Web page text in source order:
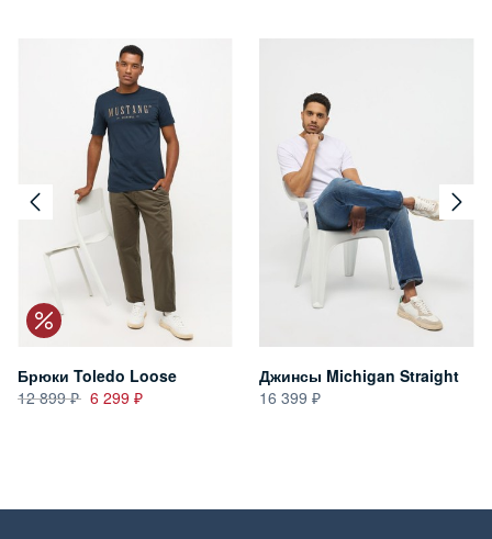
Брюки Toledo Loose
12 899
6 299
Джинсы Michigan Straight
16 399